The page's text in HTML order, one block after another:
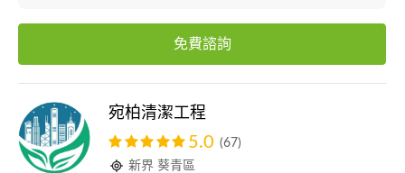
免費諮詢
宛柏清潔工程
5.0 (67)
新界 葵青區